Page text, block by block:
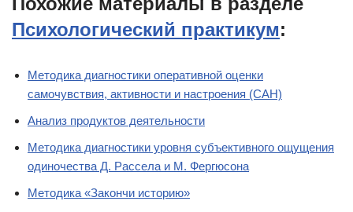
Психологический практикум:
Методика диагностики оперативной оценки
самочувствия, активности и настроения (САН)
Анализ продуктов деятельности
Методика диагностики уровня субъективного ощущения
одиночества Д. Рассела и М. Фергюсона
Методика «Закончи историю»